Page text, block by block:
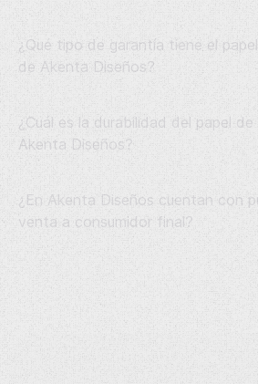
¿Qué tipo de garantía tiene el
de Akenta Diseños?
¿Cuál es la durabilidad del papel
Akenta Diseños?
¿En Akenta Diseños cuentan con
venta a consumidor final?